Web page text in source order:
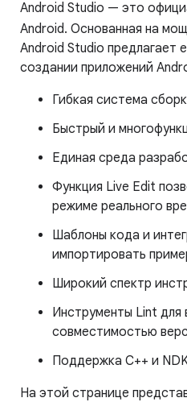
Android Studio — это
Android. Основанная на
Android Studio
создании приложений
Гибкая система
Быстрый и
Единая среда
Функция Live Edit
режиме реального
Шаблоны кода и
импортировать
Широкий спектр
Инструменты Lint для
совместимостью
Поддержка C++ и
На этой странице